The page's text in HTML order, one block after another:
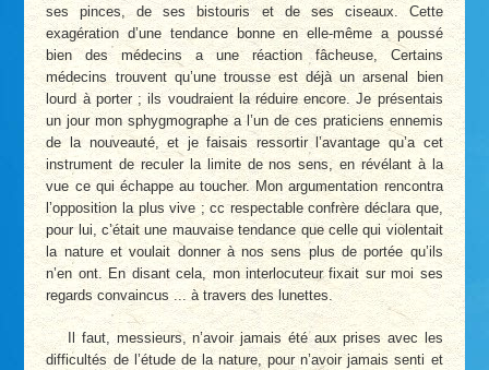
ses pinces, de ses bistouris et de ses ciseaux. Cette
exagération d’une tendance bonne en elle-même a poussé
bien des médecins a une réaction fâcheuse, Certains
médecins trouvent qu’une trousse est déjà un arsenal bien
lourd à porter ; ils voudraient la réduire encore. Je présentais
un jour mon sphygmographe a l’un de ces praticiens ennemis
de la nouveauté, et je faisais ressortir l’avantage qu’a cet
instrument de reculer la limite de nos sens, en révélant à la
vue ce qui échappe au toucher. Mon argumentation rencontra
l’opposition la plus vive ; cc respectable confrère déclara que,
pour lui, c’était une mauvaise tendance que celle qui violentait
la nature et voulait donner à nos sens plus de portée qu’ils
n’en ont. En disant cela, mon interlocuteur fixait sur moi ses
regards convaincus ... à travers des lunettes.
Il faut, messieurs, n’avoir jamais été aux prises avec les
difficultés de l’étude de la nature, pour n’avoir jamais senti et